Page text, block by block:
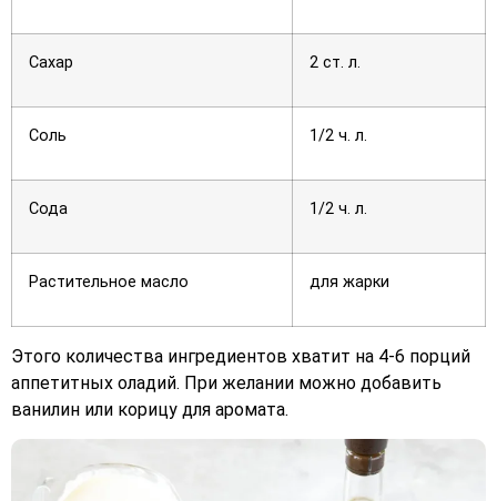
Сахар 2 ст. л.
Соль 1/2 ч. л.
Сода 1/2 ч. л.
Растительное масло для жарки
Этого количества ингредиентов хватит на 4-6 порций
аппетитных оладий. При желании можно добавить
ванилин или корицу для аромата.